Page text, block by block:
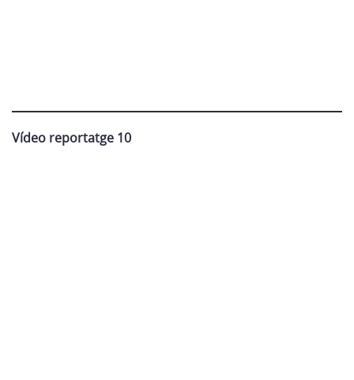
Vídeo reportatge 10